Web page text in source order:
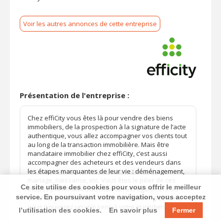
Voir les autres annonces de cette entreprise
Présentation de l'entreprise :
Chez effiCity vous êtes là pour vendre des biens
immobiliers, de la prospection à la signature de l’acte
authentique, vous allez accompagner vos clients tout
au long de la transaction immobilière. Mais être
mandataire immobilier chez effiCity, c’est aussi
accompagner des acheteurs et des vendeurs dans
les étapes marquantes de leur vie : déménagement,
étapes primordiales où l’humain est également au
cœur de la transaction. Grâce à ce métier gratifiant,
vous trouverez un vrai sens à votre quotidien.
Ce site utilise des cookies pour vous offrir le meilleur
service. En poursuivant votre navigation, vous acceptez
l’utilisation des cookies.
En savoir plus Fermer